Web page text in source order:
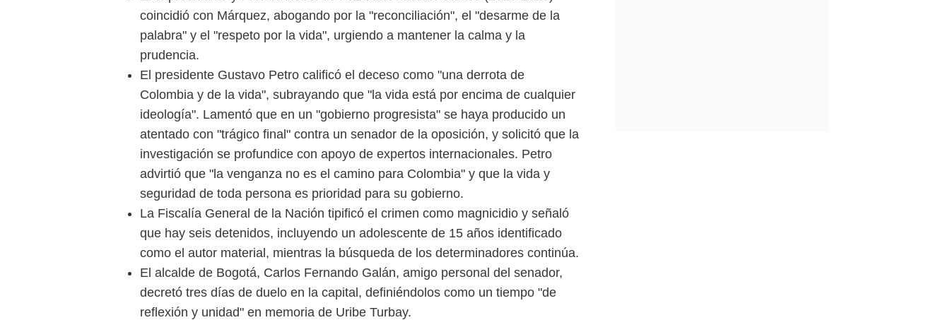
coincidió con Márquez, abogando por la "reconciliación", el "desarme de la
palabra" y el "respeto por la vida", urgiendo a mantener la calma y la
prudencia.
El presidente Gustavo Petro calificó el deceso como "una derrota de
Colombia y de la vida", subrayando que "la vida está por encima de cualquier
ideología". Lamentó que en un "gobierno progresista" se haya producido un
atentado con "trágico final" contra un senador de la oposición, y solicitó que la
investigación se profundice con apoyo de expertos internacionales. Petro
advirtió que "la venganza no es el camino para Colombia" y que la vida y
seguridad de toda persona es prioridad para su gobierno.
La Fiscalía General de la Nación tipificó el crimen como magnicidio y señaló
que hay seis detenidos, incluyendo un adolescente de 15 años identificado
como el autor material, mientras la búsqueda de los determinadores continúa.
El alcalde de Bogotá, Carlos Fernando Galán, amigo personal del senador,
decretó tres días de duelo en la capital, definiéndolos como un tiempo "de
reflexión y unidad" en memoria de Uribe Turbay.